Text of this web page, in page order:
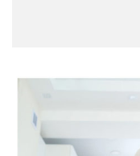
продлить